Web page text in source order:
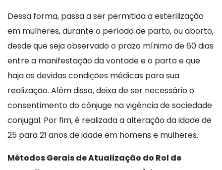
Dessa forma, passa a ser permitida a esterilização
em mulheres, durante o período de parto, ou aborto,
desde que seja observado o prazo mínimo de 60 dias
entre a manifestação da vontade e o parto e que
haja as devidas condições médicas para sua
realização. Além disso, deixa de ser necessário o
consentimento do cônjuge na vigência de sociedade
conjugal. Por fim, é realizada a alteração da idade de
25 para 21 anos de idade em homens e mulheres.
Métodos Gerais de Atualização do Rol de